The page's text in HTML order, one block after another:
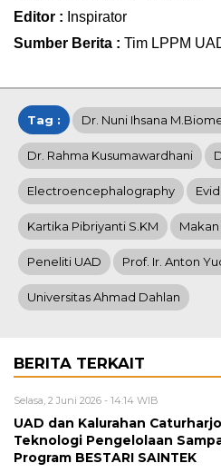
Editor : Inspirator
Sumber Berita : Tim LPPM
Tag : Dr. Nuni Ihsana
Dr. Rahma Kusumawardhani
Electroencephalography
Kartika Pibriyanti S.KM
Peneliti UAD Prof. Ir. Anton
Universitas Ahmad Dahlan
BERITA TERKAIT
Selasa, 2 Juni 2026 - 14:14 WIB
UAD dan Kalurahan
Teknologi Pengelolaan
Program BESTARI SAINTEK